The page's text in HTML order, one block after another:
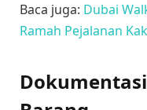
Baca juga: Dubai
Ramah Pejalanan